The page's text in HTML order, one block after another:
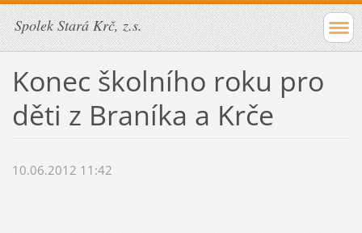
Spolek Stará Krč, z.s.
Konec školního roku pro
děti z Braníka a Krče
10.06.2012 11:42